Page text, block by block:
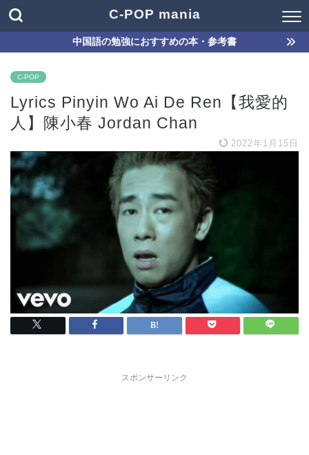
C-POP mania
中国語の勉強におすすめの本・参考書
C-POP
Lyrics Pinyin Wo Ai De Ren【我愛的
人】陳小春 Jordan Chan
2022年1月15日
スポンサーリンク